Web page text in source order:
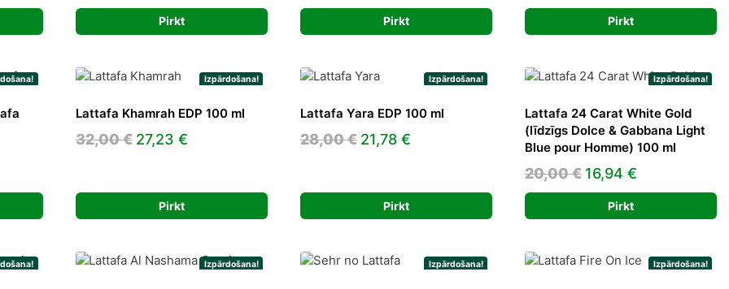
price
was:
price
is:
Pirkt
was:
37,35 €.28,44 €.
Pirkt
price
was:
price
is:
Pirkt
€.
Izpārdošana!
Lattafa Khamrah EDP 100 ml
32,00€ Original
32,00 €.
27,23 €Current
Pirkt
Izpārdošana!
Lattafa Yara EDP 100 ml
28,00€ Original
28,00 €.
21,78 €Current
Pirkt
Izpārdošana!
Lattafa 24 Carat White Gold
(līdzīgs Dolce & Gabbana Light
Blue pour Homme) 100 ml
20,00€ Original
price
was:
16,94 €Current
price
is:
Pirkt
Izpārdošana! Izpārdošana! Izpārdošana!